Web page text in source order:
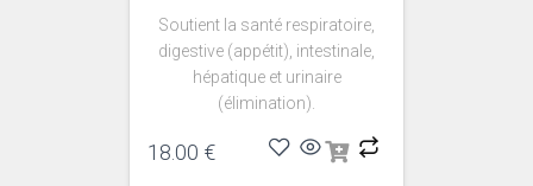
Soutient la santé respiratoire,
digestive (appétit), intestinale,
hépatique et urinaire
(élimination).
18.00 €